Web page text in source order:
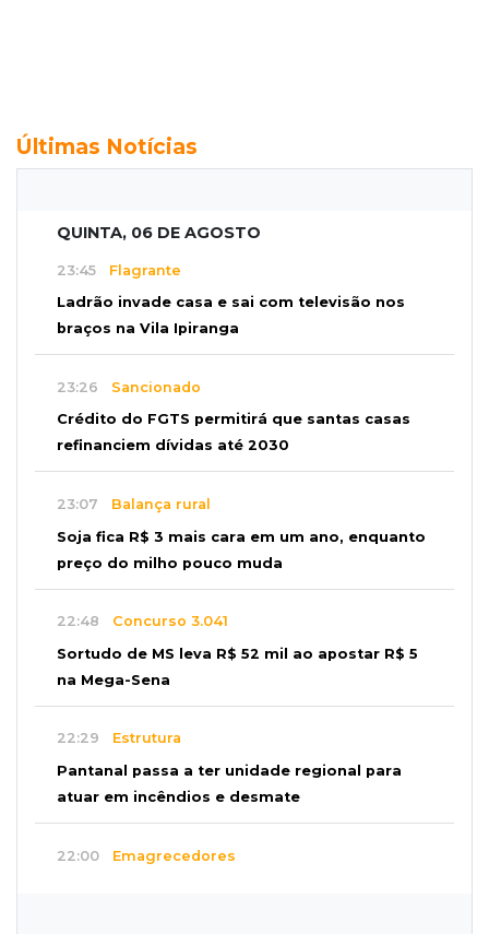
Últimas Notícias
QUINTA, 06 DE AGOSTO
23:45 Flagrante
Ladrão invade casa e sai com televisão nos
braços na Vila Ipiranga
23:26 Sancionado
Crédito do FGTS permitirá que santas casas
refinanciem dívidas até 2030
23:07 Balança rural
Soja fica R$ 3 mais cara em um ano, enquanto
preço do milho pouco muda
22:48 Concurso 3.041
Sortudo de MS leva R$ 52 mil ao apostar R$ 5
na Mega-Sena
22:29 Estrutura
Pantanal passa a ter unidade regional para
atuar em incêndios e desmate
22:00 Emagrecedores